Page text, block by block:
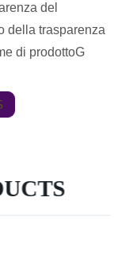
del
della trasparenza
di prodottoG